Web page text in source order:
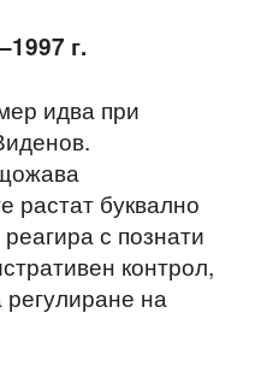
г.
идва при
растат буквално
с познати
контрол,
регулиране на